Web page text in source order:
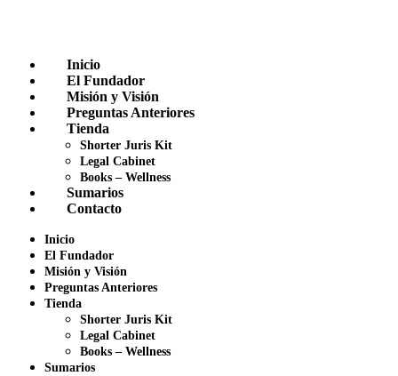
Inicio
El Fundador
Misión y Visión
Preguntas Anteriores
Tienda
Shorter Juris Kit
Legal Cabinet
Books – Wellness
Sumarios
Contacto
Inicio
El Fundador
Misión y Visión
Preguntas Anteriores
Tienda
Shorter Juris Kit
Legal Cabinet
Books – Wellness
Sumarios